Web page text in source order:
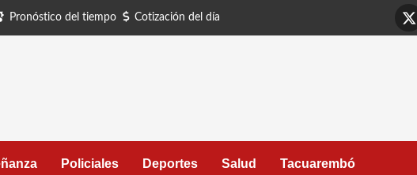
Pronóstico del tiempo Cotización del día
X
Policiales Deportes Salud Tacuarembó